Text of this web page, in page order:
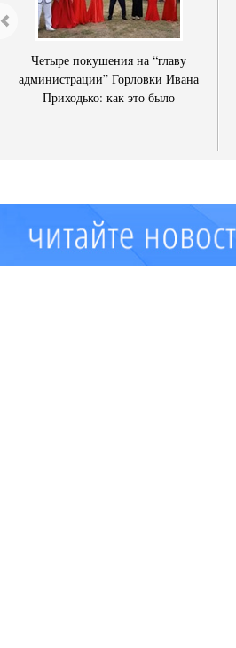
Четыре покушения на “главу
администрации” Горловки Ивана
Приходько: как это было